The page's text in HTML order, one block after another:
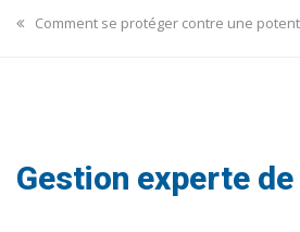
previous
Comment se protéger contre une
Gestion experte